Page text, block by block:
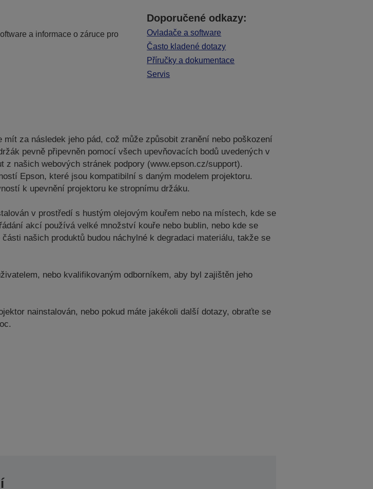
a informace o záruce pro
Doporučené odkazy:
Ovladače a software
Často kladené dotazy
Příručky a dokumentace
Servis
za následek jeho pád, což může způsobit zranění nebo poškození
pevně připevněn pomocí všech upevňovacích bodů uvedených v
našich webových stránek podpory (www.epson.cz/support).
Epson, které jsou kompatibilní s daným modelem projektoru.
k upevnění projektoru ke stropnímu držáku.
v prostředí s hustým olejovým kouřem nebo na místech, kde se
akcí používá velké množství kouře nebo bublin, nebo kde se
našich produktů budou náchylné k degradaci materiálu, takže se
nebo kvalifikovaným odborníkem, aby byl zajištěn jeho
nainstalován, nebo pokud máte jakékoli další dotazy, obraťte se